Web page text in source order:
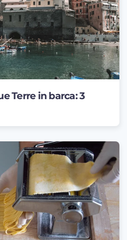
Terre in barca: 3